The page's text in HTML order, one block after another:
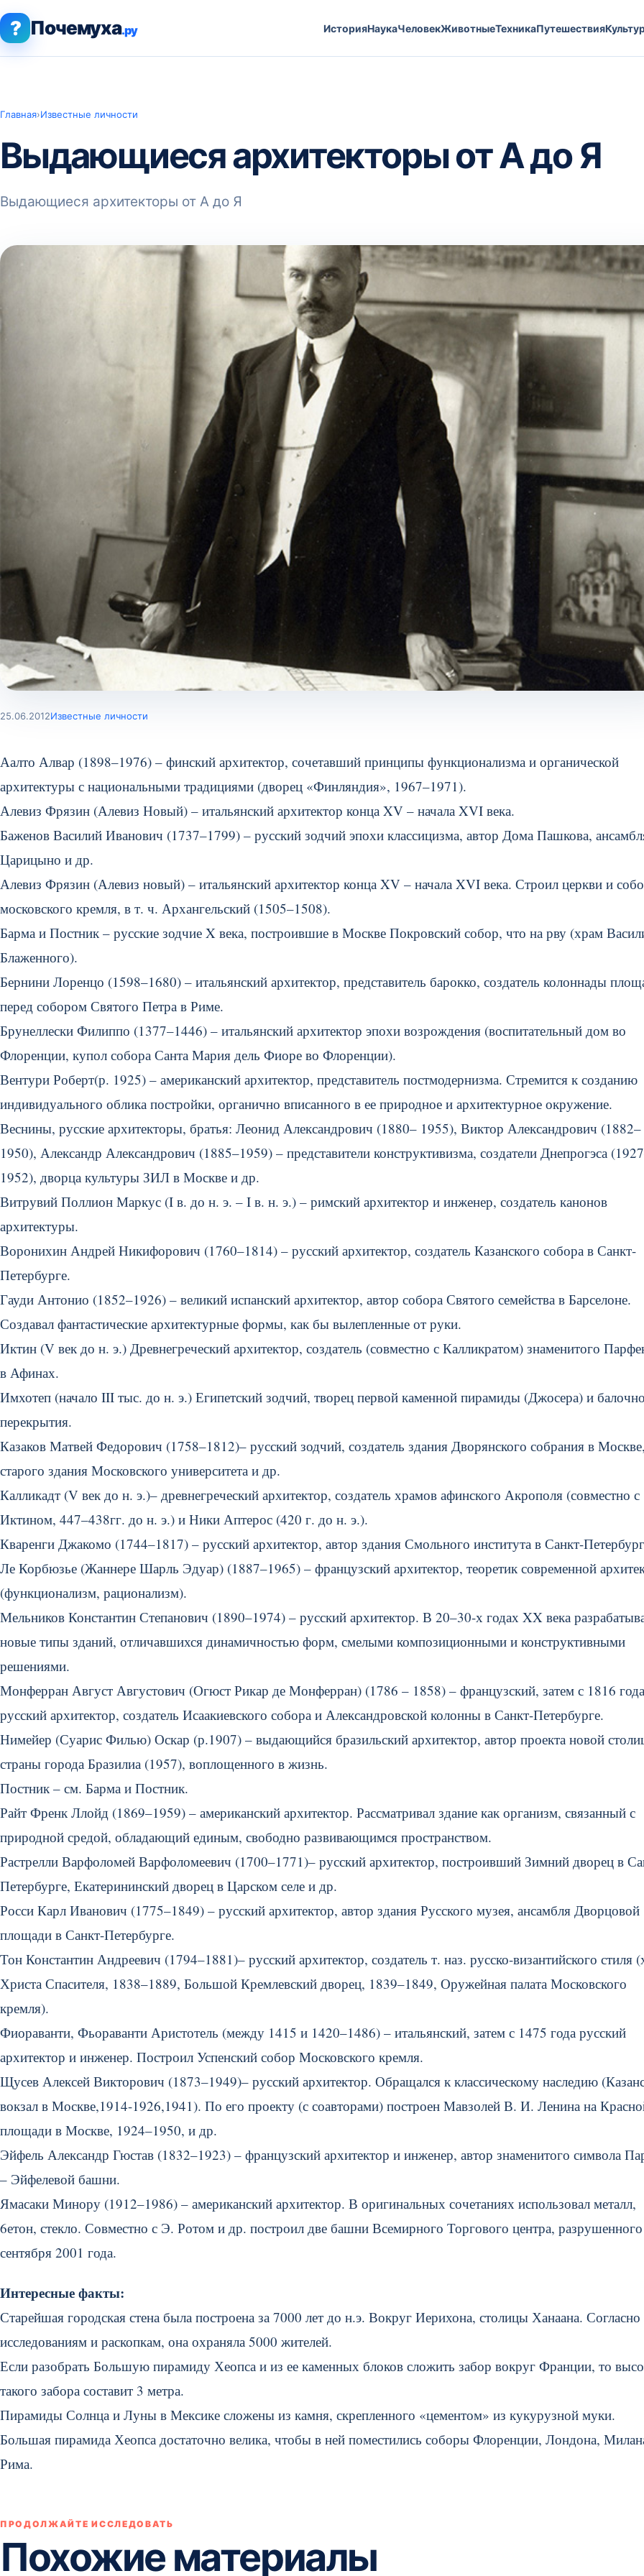
? Почемуха.ру ИсторияНаукаЧеловекЖивотныеТехникаПутешествия
Главная›Известные личности
Выдающиеся архитекторы от А до Я
Выдающиеся архитекторы от А до Я
25.06.2012Известные личности
Аалто Алвар (1898–1976) – финский архитектор, сочетавший принципы функционализма и органической
архитектуры с национальными традициями (дворец «Финляндия», 1967–1971).
Алевиз Фрязин (Алевиз Новый) – итальянский архитектор конца XV – начала XVI века.
Баженов Василий Иванович (1737–1799) – русский зодчий эпохи классицизма, автор Дома Пашкова,
Царицыно и др.
Алевиз Фрязин (Алевиз новый) – итальянский архитектор конца XV – начала XVI века. Строил церкви и
московского кремля, в т. ч. Архангельский (1505–1508).
Барма и Постник – русские зодчие X века, построившие в Москве Покровский собор, что на рву (храм
Блаженного).
Бернини Лоренцо (1598–1680) – итальянский архитектор, представитель барокко, создатель колоннады
перед собором Святого Петра в Риме.
Брунеллески Филиппо (1377–1446) – итальянский архитектор эпохи возрождения (воспитательный дом во
Флоренции, купол собора Санта Мария дель Фиоре во Флоренции).
Вентури Роберт(р. 1925) – американский архитектор, представитель постмодернизма. Стремится к созданию
индивидуального облика постройки, органично вписанного в ее природное и архитектурное окружение.
Веснины, русские архитекторы, братья: Леонид Александрович (1880– 1955), Виктор Александрович (1882–
1950), Александр Александрович (1885–1959) – представители конструктивизма, создатели Днепрогэса
1952), дворца культуры ЗИЛ в Москве и др.
Витрувий Поллион Маркус (I в. до н. э. – I в. н. э.) – римский архитектор и инженер, создатель канонов
архитектуры.
Воронихин Андрей Никифорович (1760–1814) – русский архитектор, создатель Казанского собора в Санкт-
Петербурге.
Гауди Антонио (1852–1926) – великий испанский архитектор, автор собора Святого семейства в Барселоне.
Создавал фантастические архитектурные формы, как бы вылепленные от руки.
Иктин (V век до н. э.) Древнегреческий архитектор, создатель (совместно с Калликратом) знаменитого
в Афинах.
Имхотеп (начало III тыс. до н. э.) Египетский зодчий, творец первой каменной пирамиды (Джосера) и
перекрытия.
Казаков Матвей Федорович (1758–1812)– русский зодчий, создатель здания Дворянского собрания в Москве,
старого здания Московского университета и др.
Калликадт (V век до н. э.)– древнегреческий архитектор, создатель храмов афинского Акрополя (совместно с
Иктином, 447–438гг. до н. э.) и Ники Аптерос (420 г. до н. э.).
Кваренги Джакомо (1744–1817) – русский архитектор, автор здания Смольного института в Санкт-
Ле Корбюзье (Жаннере Шарль Эдуар) (1887–1965) – французский архитектор, теоретик современной
(функционализм, рационализм).
Мельников Константин Степанович (1890–1974) – русский архитектор. В 20–30-х годах XX века
новые типы зданий, отличавшихся динамичностью форм, смелыми композиционными и конструктивными
решениями.
Монферран Август Августович (Огюст Рикар де Монферран) (1786 – 1858) – французский, затем с 1816 года
русский архитектор, создатель Исаакиевского собора и Александровской колонны в Санкт-Петербурге.
Нимейер (Суарис Филью) Оскар (р.1907) – выдающийся бразильский архитектор, автор проекта новой
страны города Бразилиа (1957), воплощенного в жизнь.
Постник – см. Барма и Постник.
Райт Френк Ллойд (1869–1959) – американский архитектор. Рассматривал здание как организм, связанный с
природной средой, обладающий единым, свободно развивающимся пространством.
Растрелли Варфоломей Варфоломеевич (1700–1771)– русский архитектор, построивший Зимний дворец в
Петербурге, Екатерининский дворец в Царском селе и др.
Росси Карл Иванович (1775–1849) – русский архитектор, автор здания Русского музея, ансамбля Дворцовой
площади в Санкт-Петербурге.
Тон Константин Андреевич (1794–1881)– русский архитектор, создатель т. наз. русско-византийского стиля
Христа Спасителя, 1838–1889, Большой Кремлевский дворец, 1839–1849, Оружейная палата Московского
кремля).
Фиораванти, Фьораванти Аристотель (между 1415 и 1420–1486) – итальянский, затем с 1475 года русский
архитектор и инженер. Построил Успенский собор Московского кремля.
Щусев Алексей Викторович (1873–1949)– русский архитектор. Обращался к классическому наследию
вокзал в Москве,1914-1926,1941). По его проекту (с соавторами) построен Мавзолей В. И. Ленина на
площади в Москве, 1924–1950, и др.
Эйфель Александр Гюстав (1832–1923) – французский архитектор и инженер, автор знаменитого символа
– Эйфелевой башни.
Ямасаки Минору (1912–1986) – американский архитектор. В оригинальных сочетаниях использовал металл,
6етон, стекло. Совместно с Э. Ротом и др. построил две башни Всемирного Торгового центра,
сентября 2001 года.
Интересные факты:
Старейшая городская стена была построена за 7000 лет до н.э. Вокруг Иерихона, столицы Ханаана. Согласно
исследованиям и раскопкам, она охраняла 5000 жителей.
Если разобрать Большую пирамиду Хеопса и из ее каменных блоков сложить забор вокруг Франции, то
такого забора составит 3 метра.
Пирамиды Солнца и Луны в Мексике сложены из камня, скрепленного «цементом» из кукурузной муки.
Большая пирамида Хеопса достаточно велика, чтобы в ней поместились соборы Флоренции, Лондона,
Рима.
ПРОДОЛЖАЙТЕ ИССЛЕДОВАТЬ
Похожие материалы